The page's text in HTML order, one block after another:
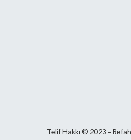
Telif Hakkı © 2023 –